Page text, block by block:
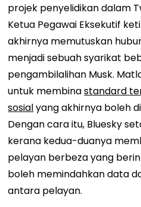
projek penyelidikan dalam
Ketua Pegawai Eksekutif
akhirnya memutuskan
menjadi sebuah syarikat
pengambilalihan Musk.
untuk membinastandard
sosialyang akhirnya boleh
Dengan cara itu, Bluesky
kerana kedua-duanya
pelayan berbeza yang
boleh memindahkan data
antara pelayan.